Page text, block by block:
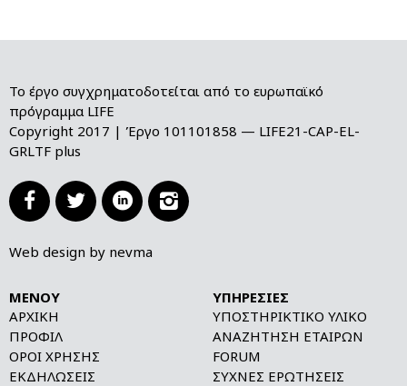
Το έργο συγχρηματοδοτείται από το ευρωπαϊκό
πρόγραμμα LIFE
Copyright 2017 | Έργο 101101858 — LIFE21-CAP-EL-
GRLTF plus
   
Web design by nevma
ΜΕΝΟΎ
ΑΡΧΙΚΉ
ΠΡΟΦΊΛ
ΌΡΟΙ ΧΡΉΣΗΣ
ΕΚΔΗΛΏΣΕΙΣ
ΥΠΗΡΕΣΊΕΣ
ΥΠΟΣΤΗΡΙΚΤΙΚΌ ΥΛΙΚΌ
ΑΝΑΖΉΤΗΣΗ ΕΤΑΊΡΩΝ
FORUM
ΣΥΧΝΈΣ ΕΡΩΤΉΣΕΙΣ